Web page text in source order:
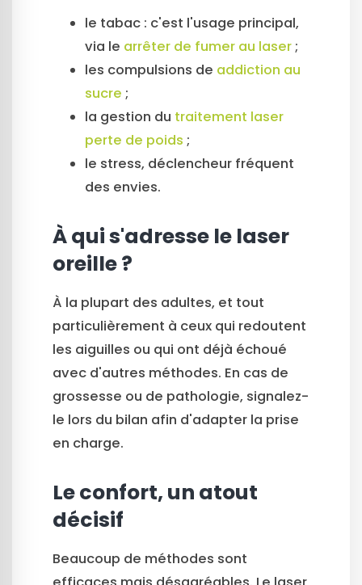
le tabac : c'est l'usage principal,
via le arrêter de fumer au laser;
les compulsions de addiction au
sucre ;
la gestion du traitement laser
perte de poids ;
le stress, déclencheur fréquent
des envies.
À qui s'adresse le laser
oreille ?
À la plupart des adultes, et tout
particulièrement à ceux qui redoutent
les aiguilles ou qui ont déjà échoué
avec d'autres méthodes. En cas de
grossesse ou de pathologie, signalez-
le lors du bilan afin d'adapter la prise
en charge.
Le confort, un atout
décisif
Beaucoup de méthodes sont